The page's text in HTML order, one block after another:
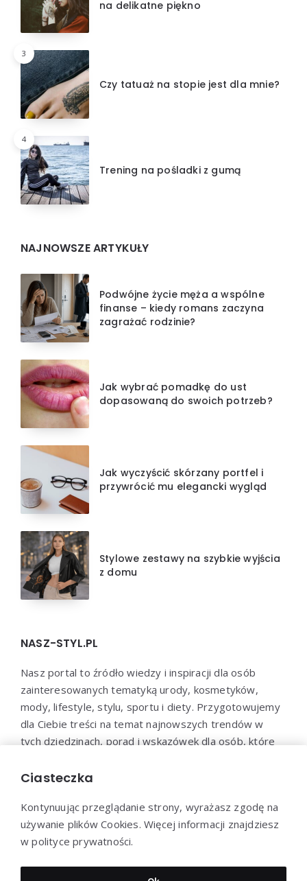
na delikatne piękno
3
Czy tatuaż na stopie jest dla mnie?
4
Trening na pośladki z gumą
NAJNOWSZE ARTYKUŁY
Podwójne życie męża a wspólne
finanse – kiedy romans zaczyna
zagrażać rodzinie?
Jak wybrać pomadkę do ust
dopasowaną do swoich potrzeb?
Jak wyczyścić skórzany portfel i
przywrócić mu elegancki wygląd
Stylowe zestawy na szybkie wyjścia
z domu
NASZ-STYL.PL
Nasz portal to źródło wiedzy i inspiracji dla osób
zainteresowanych tematyką urody, kosmetyków,
mody, lifestyle, stylu, sportu i diety. Przygotowujemy
dla Ciebie treści na temat najnowszych trendów w
tych dziedzinach, porad i wskazówek dla osób, które
Dołącz do naszej społeczności i bądź na bieżąco z
Ciasteczka
Kontynuując przeglądanie strony, wyrażasz zgodę na
używanie plików Cookies. Więcej informacji znajdziesz
w polityce prywatności.